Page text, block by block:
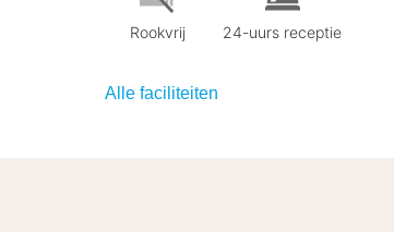
Rookvrij 24-uurs receptie
Alle faciliteiten